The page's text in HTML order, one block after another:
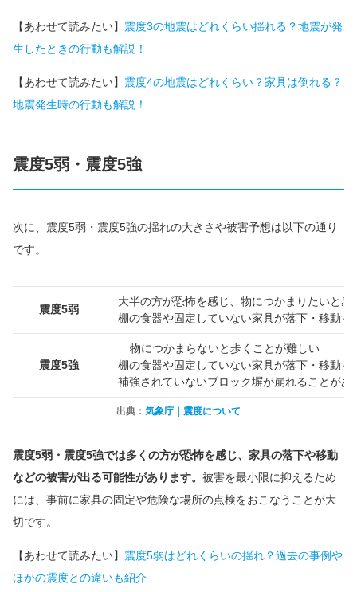
【あわせて読みたい】 震度3の地震はどれくらい揺れる？地震が発
生したときの行動も解説！
【あわせて読みたい】 震度4の地震はどれくらい？家具は倒れる？
地震発生時の行動も解説！
震度5弱・震度5強
次に、震度5弱・震度5強の揺れの大きさや被害予想は以下の通り
です。
震度5弱
大半の方が恐怖を感じ、物につかまりたいと感
棚の食器や固定していない家具が落下・移動す
震度5強
物につかまらないと歩くことが難しい
棚の食器や固定していない家具が落下・移動す
補強されていないブロック塀が崩れることがあ
出典： 気象庁｜震度について
震度5弱・震度5強では多くの方が恐怖を感じ、家具の落下や移動
などの被害が出る可能性があります。 被害を最小限に抑えるため
には、事前に家具の固定や危険な場所の点検をおこなうことが大
切です。
【あわせて読みたい】 震度5弱はどれくらいの揺れ？過去の事例や
ほかの震度との違いも紹介